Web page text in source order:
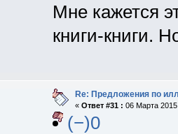
Мне кажется
книги-книги.
Re: Предложения по
« Ответ #31 : 06 Марта
(−)0